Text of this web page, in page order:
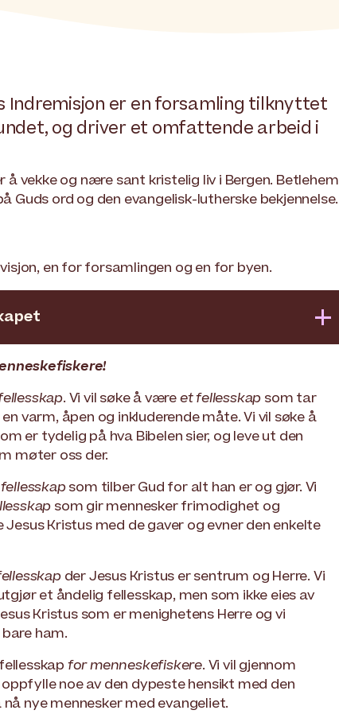
Indremisjon er en forsamling tilknyttet
og driver et omfattende arbeid i
vekke og nære sant kristelig liv i Bergen. Betlehem
Guds ord og den evangelisk-lutherske bekjennelse.
en for forsamlingen og en for byen.
+
. Vi vil søke å væreet fellesskap som tar
varm, åpen og inkluderende måte. Vi vil søke å
er tydelig på hva Bibelen sier, og leve ut den
møter oss der.
som tilber Gud for alt han er og gjør. Vi
som gir mennesker frimodighet og
Kristus med de gaver og evner den enkelte
der Jesus Kristus er sentrum og Herre. Vi
et åndelig fellesskap, men som ikke eies av
Kristus som er menighetens Herre og vi
ham.
for menneskefiskere. Vi vil gjennom
noe av den dypeste hensikt med den
nye mennesker med evangeliet.